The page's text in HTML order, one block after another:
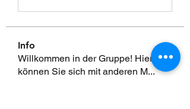
Info
Willkommen in der Gruppe! Hier
können Sie sich mit anderen M...